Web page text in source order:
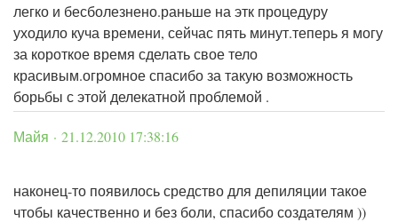
легко и бесболезнено.раньше на этк процедуру
уходило куча времени, сейчас пять минут.теперь я могу
за короткое время сделать свое тело
красивым.огромное спасибо за такую возможность
борьбы с этой делекатной проблемой .
Майя · 21.12.2010 17:38:16
наконец-то появилось средство для депиляции такое
чтобы качественно и без боли, спасибо создателям ))